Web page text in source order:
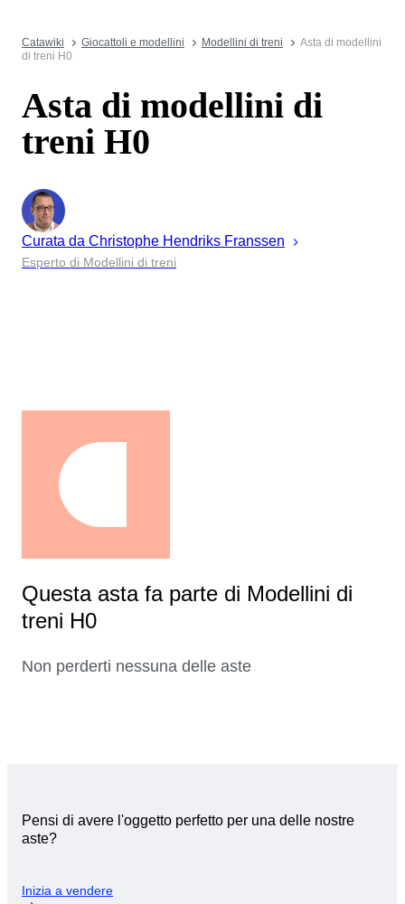
Catawiki Giocattoli e modellini Modellini di treni
Asta di modellini
di treni H0
Asta di modellini di
treni H0
Curata da Christophe Hendriks Franssen
Esperto di Modellini di treni
Questa asta fa parte di Modellini di
treni H0
Non perderti nessuna delle aste
Pensi di avere l'oggetto perfetto per una delle nostre
aste?
Inizia a vendere